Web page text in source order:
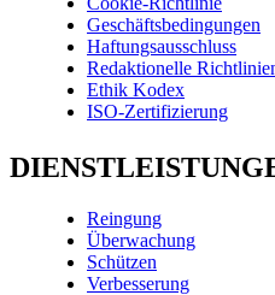
Geschäftsbedingungen
Haftungsausschluss
Redaktionelle
Ethik Kodex
ISO-Zertifizierung
Reingung
Überwachung
Schützen
Verbesserung